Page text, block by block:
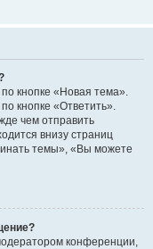
кнопке «Новая тема».
кнопке «Ответить».
чем отправить
внизу страниц
темы», «Вы можете
конференции,